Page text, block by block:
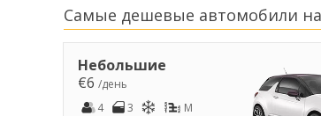
Самые дешевые автомобили
Небольшие
€6 /день
4
3 M